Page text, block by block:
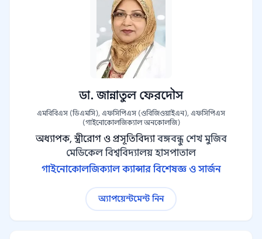
ডা. জান্নাতুল ফেরদৌস
এমবিবিএস (ডিএমসি), এফসিপিএস (ওবিজিওয়াইএন), এফসিপিএস
(গাইনোকোলজিক্যাল অনকোলজি)
অধ্যাপক, স্ত্রীরোগ ও প্রসূতিবিদ্যা বঙ্গবন্ধু শেখ মুজিব
মেডিকেল বিশ্ববিদ্যালয় হাসপাতাল
গাইনোকোলজিক্যাল ক্যান্সার বিশেষজ্ঞ ও সার্জন
অ্যাপয়েন্টমেন্ট নিন